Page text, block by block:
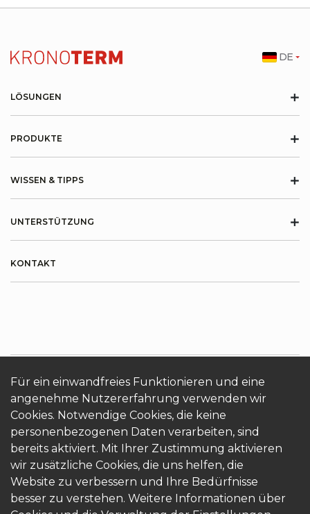
Für ein einwandfreies Funktionieren und eine
angenehme Nutzererfahrung verwenden wir
Cookies. Notwendige Cookies, die keine
personenbezogenen Daten verarbeiten, sind
bereits aktiviert. Mit Ihrer Zustimmung aktivieren
wir zusätzliche Cookies, die uns helfen, die
Website zu verbessern und Ihre Bedürfnisse
besser zu verstehen. Weitere Informationen über
LÖSUNGEN +
PRODUKTE +
WISSEN & TIPPS +
UNTERSTÜTZUNG +
KONTAKT
ÜBER KRONOTERM Cookies Login
DE